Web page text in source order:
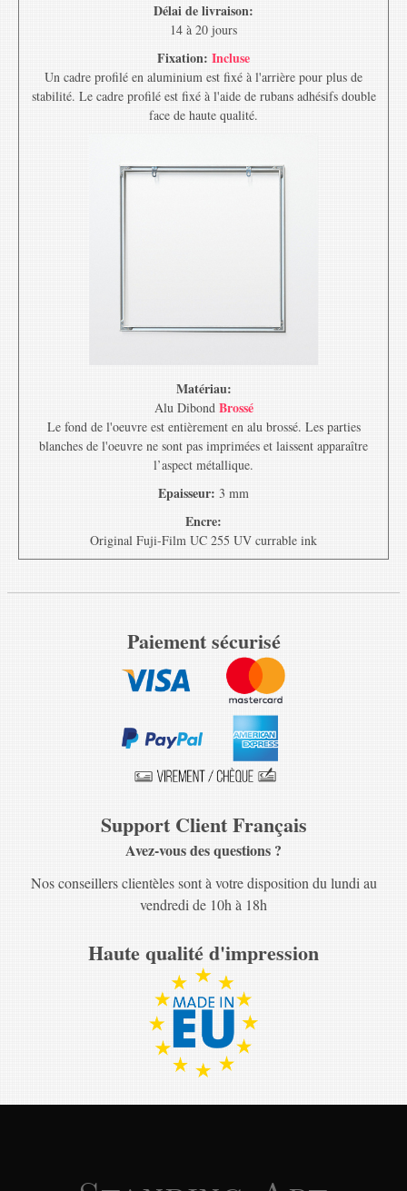
Délai de livraison:
14 à 20 jours
Fixation: Incluse
Un cadre profilé en aluminium est fixé à l'arrière pour plus de
stabilité. Le cadre profilé est fixé à l'aide de rubans adhésifs double
face de haute qualité.
Matériau:
Alu Dibond Brossé
Le fond de l'oeuvre est entièrement en alu brossé. Les parties
blanches de l'oeuvre ne sont pas imprimées et laissent apparaître
l’aspect métallique.
Epaisseur: 3 mm
Encre:
Original Fuji-Film UC 255 UV currable ink
Paiement sécurisé
Support Client Français
Avez-vous des questions ?
Nos conseillers clientèles sont à votre disposition du lundi au
vendredi de 10h à 18h
Haute qualité d'impression